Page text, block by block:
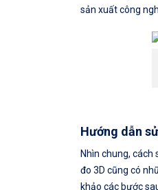
sản xuất công
Hướng dẫn
Nhìn chung,
đo 3D cũng có
khảo các bước